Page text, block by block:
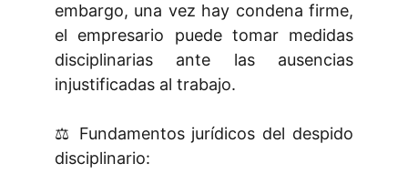
embargo, una vez hay condena firme,
el empresario puede tomar medidas
disciplinarias ante las ausencias
injustificadas al trabajo.
⚖️ Fundamentos jurídicos del despido
disciplinario: